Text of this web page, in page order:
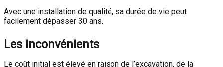
Avec une installation de qualité, sa durée de vie peut
facilement dépasser 30 ans.
Les inconvénients
Le coût initial est élevé en raison de l’excavation, de la